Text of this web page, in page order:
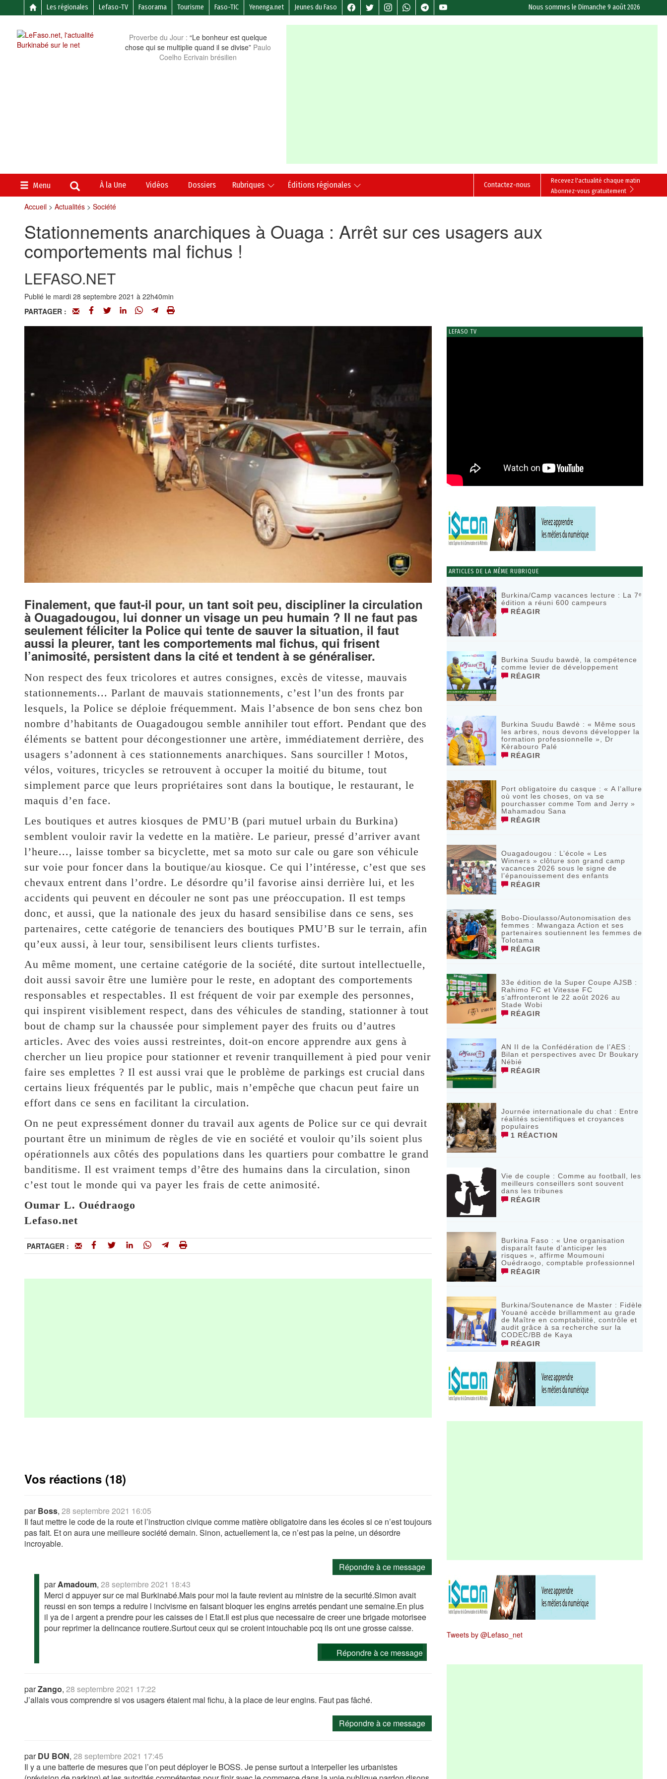
Les régionales Lefaso-TV Fasorama Tourisme Faso-TIC Yenenga.net Jeunes du Faso Nous sommes leDimanche 9 août 2026
Proverbe du Jour : “Le bonheur est quelque
chose qui se multiplie quand il se divise” Paulo
Coelho Ecrivain brésilien
Menu À la Une Vidéos Dossiers Rubriques Éditions régionales
Recevez l'actualité chaque matin
Abonnez-vous gratuitement
Contactez-nous
Accueil> Actualités> Société
Stationnements anarchiques à Ouaga : Arrêt sur ces usagers aux
comportements mal fichus !
LEFASO.NET
Publié le mardi 28 septembre 2021 à 22h40min
PARTAGER :
Finalement, que faut-il pour, un tant soit peu, discipliner la circulation
à Ouagadougou, lui donner un visage un peu humain ? Il ne faut pas
seulement féliciter la Police qui tente de sauver la situation, il faut
aussi la pleurer, tant les comportements mal fichus, qui frisent
l’animosité, persistent dans la cité et tendent à se généraliser.
Non respect des feux tricolores et autres consignes, excès de vitesse, mauvais
stationnements... Parlant de mauvais stationnements, c’est l’un des fronts par
lesquels, la Police se déploie fréquemment. Mais l’absence de bon sens chez bon
nombre d’habitants de Ouagadougou semble annihiler tout effort. Pendant que des
éléments se battent pour décongestionner une artère, immédiatement derrière, des
usagers s’adonnent à ces stationnements anarchiques. Sans sourciller ! Motos,
vélos, voitures, tricycles se retrouvent à occuper la moitié du bitume, tout
simplement parce que leurs propriétaires sont dans la boutique, le restaurant, le
maquis d’en face.
Les boutiques et autres kiosques de PMU’B (pari mutuel urbain du Burkina)
semblent vouloir ravir la vedette en la matière. Le parieur, pressé d’arriver avant
l’heure..., laisse tomber sa bicyclette, met sa moto sur cale ou gare son véhicule
sur voie pour foncer dans la boutique/au kiosque. Ce qui l’intéresse, c’est que ses
chevaux entrent dans l’ordre. Le désordre qu’il favorise ainsi derrière lui, et les
accidents qui peuvent en découler ne sont pas une préoccupation. Il est temps
donc, et aussi, que la nationale des jeux du hasard sensibilise dans ce sens, ses
partenaires, cette catégorie de tenanciers des boutiques PMU’B sur le terrain, afin
qu’eux aussi, à leur tour, sensibilisent leurs clients turfistes.
Au même moment, une certaine catégorie de la société, dite surtout intellectuelle,
doit aussi savoir être une lumière pour le reste, en adoptant des comportements
responsables et respectables. Il est fréquent de voir par exemple des personnes,
qui inspirent visiblement respect, dans des véhicules de standing, stationner à tout
bout de champ sur la chaussée pour simplement payer des fruits ou d’autres
articles. Avec des voies aussi restreintes, doit-on encore apprendre aux gens à
chercher un lieu propice pour stationner et revenir tranquillement à pied pour venir
faire ses emplettes ? Il est aussi vrai que le problème de parkings est crucial dans
certains lieux fréquentés par le public, mais n’empêche que chacun peut faire un
effort dans ce sens en facilitant la circulation.
On ne peut expressément donner du travail aux agents de Police sur ce qui devrait
pourtant être un minimum de règles de vie en société et vouloir qu’ils soient plus
opérationnels aux côtés des populations dans les quartiers pour combattre le grand
banditisme. Il est vraiment temps d’être des humains dans la circulation, sinon
c’est tout le monde qui va payer les frais de cette animosité.
Oumar L. Ouédraogo
Lefaso.net
PARTAGER :
Vos réactions (18)
parBoss, 28 septembre 2021 16:05
Il faut mettre le code de la route et l’instruction civique comme matière obligatoire dans les écoles si ce n’est toujours
pas fait. Et on aura une meilleure société demain. Sinon, actuellement la, ce n’est pas la peine, un désordre
incroyable.
Répondre à ce message
parAmadoum, 28 septembre 2021 18:43
Merci d appuyer sur ce mal Burkinabé.Mais pour moi la faute revient au ministre de la securité.Simon avait
reussi en son temps a reduire l incivisme en faisant bloquer les engins arretés pendant une semaine.En plus
il ya de l argent a prendre pour les caisses de l Etat.Il est plus que necessaire de creer une brigade motorisee
pour reprimer la delincance routiere.Surtout ceux qui se croient intouchable pcq ils ont une grosse caisse.
Répondre à ce message
parZango, 28 septembre 2021 17:22
J’allais vous comprendre si vos usagers étaient mal fichu, à la place de leur engins. Faut pas fâché.
Répondre à ce message
parDU BON, 28 septembre 2021 17:45
Il y a une batterie de mesures que l’on peut déployer le BOSS. Je pense surtout a interpeller les urbanistes
LEFASO TV
ARTICLES DE LA MÊME RUBRIQUE
Burkina/Camp vacances lecture : La 7ᵉ
édition a réuni 600 campeurs
RÉAGIR
Burkina Suudu bawdè, la compétence
comme levier de développement
RÉAGIR
Burkina Suudu Bawdè : « Même sous
les arbres, nous devons développer la
formation professionnelle », Dr
Kèrabouro Palé
RÉAGIR
Port obligatoire du casque : « A l’allure
où vont les choses, on va se
pourchasser comme Tom and Jerry »
Mahamadou Sana
RÉAGIR
Ouagadougou : L’école « Les
Winners » clôture son grand camp
vacances 2026 sous le signe de
l’épanouissement des enfants
RÉAGIR
Bobo-Dioulasso/Autonomisation des
femmes : Mwangaza Action et ses
partenaires soutiennent les femmes de
Tolotama
RÉAGIR
33e édition de la Super Coupe AJSB :
Rahimo FC et Vitesse FC
s’affronteront le 22 août 2026 au
Stade Wobi
RÉAGIR
AN II de la Confédération de l’AES :
Bilan et perspectives avec Dr Boukary
Nébié
RÉAGIR
Journée internationale du chat : Entre
réalités scientifiques et croyances
populaires
1 RÉACTION
Vie de couple : Comme au football, les
meilleurs conseillers sont souvent
dans les tribunes
RÉAGIR
Burkina Faso : « Une organisation
disparaît faute d’anticiper les
risques », affirme Moumouni
Ouédraogo, comptable professionnel
RÉAGIR
Burkina/Soutenance de Master : Fidèle
Youané accède brillamment au grade
de Maître en comptabilité, contrôle et
audit grâce à sa recherche sur la
CODEC/BB de Kaya
RÉAGIR
Tweets by @Lefaso_net